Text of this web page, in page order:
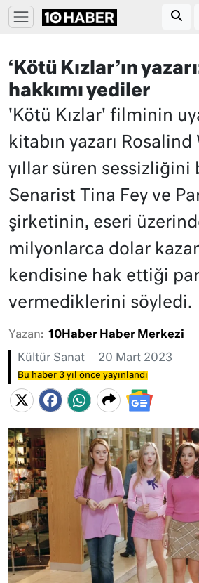
‘Kötü Kızlar’ın
hakkımı yediler
'Kötü Kızlar' filminin
kitabın yazarı
yıllar süren sessizliğini
Senarist Tina Fey ve
şirketinin, eseri
milyonlarca dolar
kendisine hak ettiği
vermediklerini söyledi.
Yazan: 10Haber Haber Merkezi
Kültür Sanat 20 Mart 2023
Bu haber 3 yıl önce yayınlandı